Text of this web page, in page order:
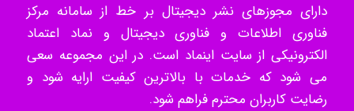
akhtar shahsavandi
kimiya zirakpoor
دارای مجوزهای نشر دیجیتال بر خط از سامانه مرکز
فناوری اطلاعات و فناوری دیجیتال و نماد اعتماد
الکترونیکی از سایت اینماد است. در این مجموعه سعی
می شود که خدمات با بالاترین کیفیت ارایه شود و
رضایت کاربران محترم فراهم شود.